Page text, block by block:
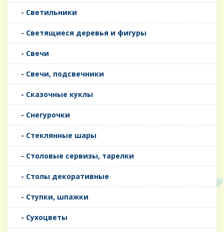
- Светильники
- Светящиеся деревья и фигуры
- Свечи
- Свечи, подсвечники
- Сказочные куклы
- Снегурочки
- Стеклянные шары
- Столовые сервизы, тарелки
- Столы декоративные
- Ступки, шпажки
- Сухоцветы